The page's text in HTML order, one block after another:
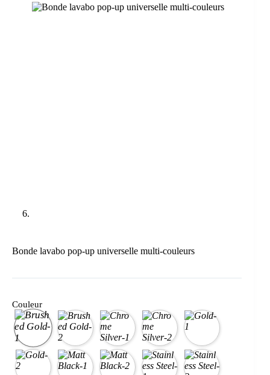
Bonde lavabo pop-up universelle multi-couleurs
Couleur